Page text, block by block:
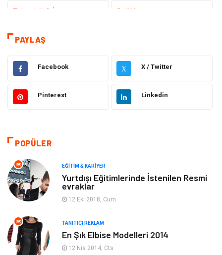
Teknoloji & İnternet Sağlık
Hizmet
Hukuk Emlak
Otomotiv Sağlıklı Yaşam
Moda
Makine
Elektronik
Ev Dekorasyon Organizasyon
PAYLAŞ
Facebook X X / Twitter
Pinterest Linkedin
POPÜLER
EĞITIM & KARIYER
Yurtdışı Eğitimlerinde İstenilen Resmi
evraklar
12 Eki 2018, Cum
TANITICI REKLAM
En Şık Elbise Modelleri 2014
12 Nis 2014, Cts